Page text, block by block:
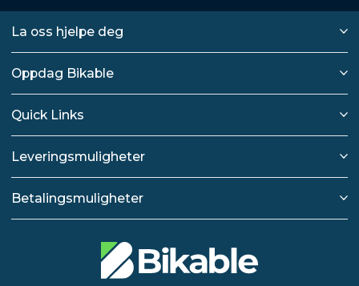
La oss hjelpe deg
Oppdag Bikable
Quick Links
Leveringsmuligheter
Betalingsmuligheter